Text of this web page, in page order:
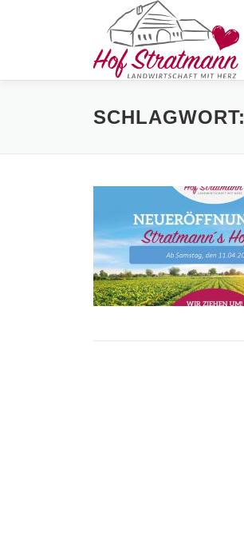
SCHLAGWORT: